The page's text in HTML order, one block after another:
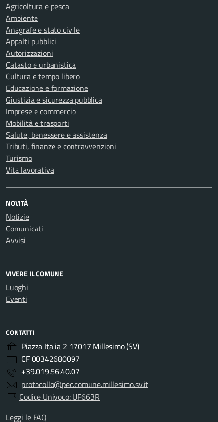
Agricoltura e pesca
Ambiente
Anagrafe e stato civile
Appalti pubblici
Autorizzazioni
Catasto e urbanistica
Cultura e tempo libero
Educazione e formazione
Giustizia e sicurezza pubblica
Imprese e commercio
Mobilità e trasporti
Salute, benessere e assistenza
Tributi, finanze e contravvenzioni
Turismo
Vita lavorativa
NOVITÀ
Notizie
Comunicati
Avvisi
VIVERE IL COMUNE
Luoghi
Eventi
CONTATTI
Piazza Italia 2 17017 Millesimo (SV)
CF 00342680097
+39.019.56.40.07
protocollo@pec.comune.millesimo.sv.it
Codice Univoco: UF66BR
Leggi le FAQ